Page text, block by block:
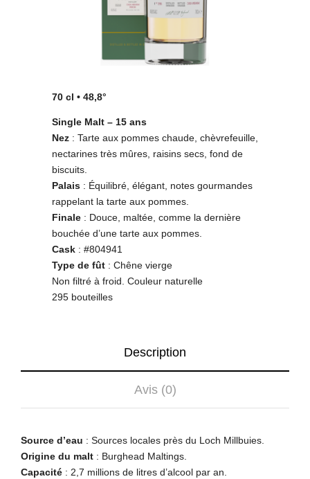
70 cl • 48,8°
Single Malt – 15 ans
Nez : Tarte aux pommes chaude, chèvrefeuille,
nectarines très mûres, raisins secs, fond de
biscuits.
Palais : Équilibré, élégant, notes gourmandes
rappelant la tarte aux pommes.
Finale : Douce, maltée, comme la dernière
bouchée d’une tarte aux pommes.
Cask : #804941
Type de fût : Chêne vierge
Non filtré à froid. Couleur naturelle
295 bouteilles
Description
Avis (0)
Source d’eau : Sources locales près du Loch Millbuies.
Origine du malt : Burghead Maltings.
Capacité : 2,7 millions de litres d’alcool par an.